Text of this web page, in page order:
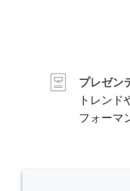
プレゼン
トレンド
フォーマ